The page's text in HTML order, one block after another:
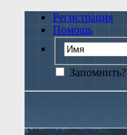
Регистрация
Помощь
Запомнить?